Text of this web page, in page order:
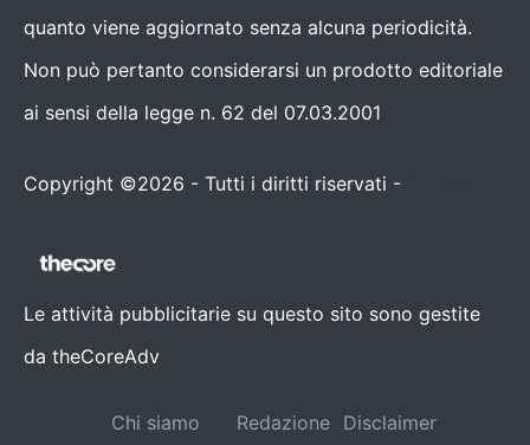
quanto viene aggiornato senza alcuna periodicità.
Non può pertanto considerarsi un prodotto editoriale
ai sensi della legge n. 62 del 07.03.2001
Copyright ©2026 - Tutti i diritti riservati -
Le attività pubblicitarie su questo sito sono gestite
da theCoreAdv
Chi siamo Redazione Disclaimer